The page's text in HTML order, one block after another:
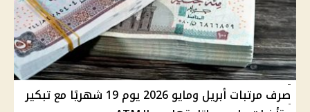
صرف مرتبات أبريل ومايو 2026 يوم 19 شهريًا مع تبكير